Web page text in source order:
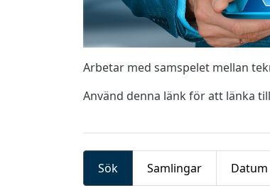
Arbetar med samspelet mellan
Använd denna länk för att länka
Sök Samlingar Datum